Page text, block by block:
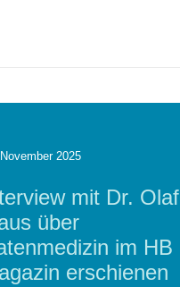
2025
mit Dr. Olaf
über
im HB
erschienen